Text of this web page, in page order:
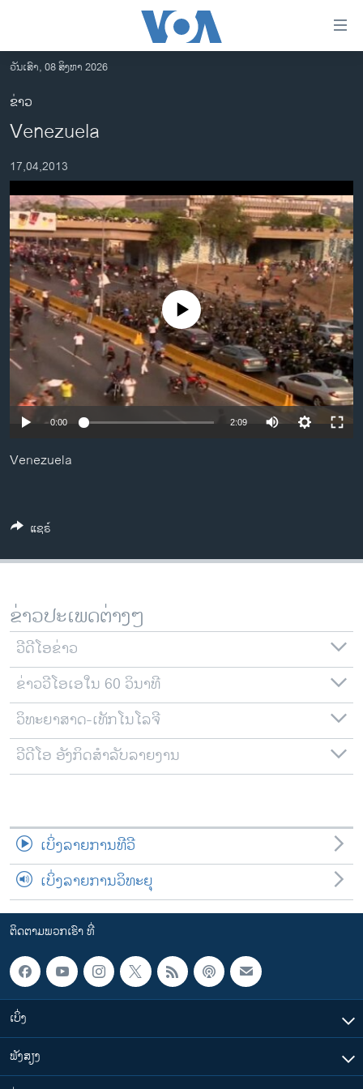
ເຂົ້າ
ຫາ
ຂ້າມ
ຂ້າມ
ໄປ
ຫາ
ຊອກ
ຄົ້ນ
ອາເມຣິກາ
ການເລືອກຕັ້ງ ປະທານາທີບໍດີ ສະຫະລັດ 2024
ຂ່າວ​ຈີນ
ໂລກ
ເອເຊຍ
ອິດສະຫຼະພາບດ້ານການຂ່າວ
ຊີວິດຊາວລາວ
ຊຸມຊົນຊາວລາວ
ວິທະຍາສາດ-ເທັກໂນໂລຈີ
ທຸລະກິດ
ພາສາອັງກິດ
ວີດີໂອ
ລາຍການກະຈາຍສຽງ
ຕິດຕາມພວກເຮົາ ທີ່
ພາສາຕ່າງໆ
ວັນເສົາ, 08 ສິງຫາ 2026
ຂ່າວ
Venezuela
17,04,2013
No media source currently available
0:00 2:09
Venezuela
ແຊຣ໌
ຂ່າວປະເພດຕ່າງໆ
ວີດີໂອຂ່າວ
ຂ່າວວີໂອເອໃນ 60 ວິນາທີ
ວິທະຍາສາດ-ເທັກໂນໂລຈີ
ວີດີໂອ ອັງກິດສຳລັບລາຍງານ
ເບິ່ງລາຍການທີວີ
ເບິ່ງລາຍການວິທະຍຸ
ຕິດຕາມພວກເຮົາ ທີ່
ເບິ່ງ
ຟັງສຽງ